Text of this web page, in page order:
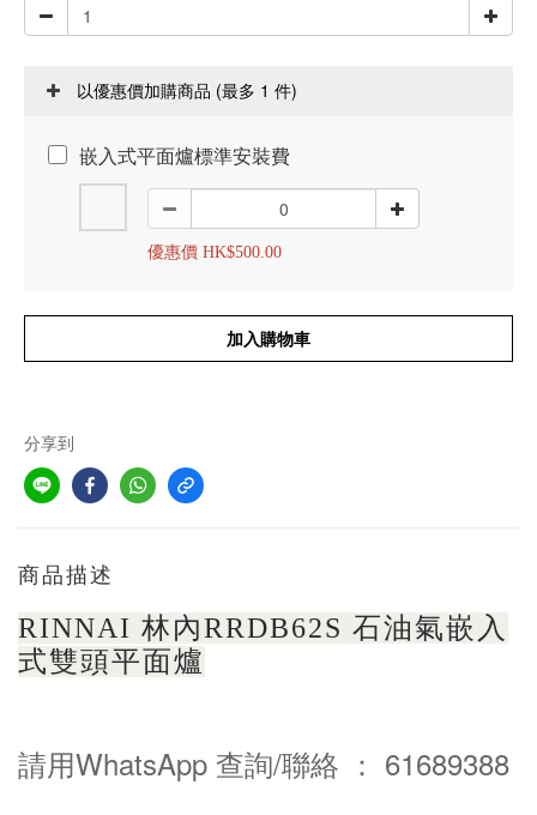
以優惠價加購商品 (最多 1 件)
嵌入式平面爐標準安裝費
優惠價 HK$500.00
加入購物車
分享到
商品描述
RINNAI 林內RRDB62S 石油氣嵌入
式雙頭平面爐
請用WhatsApp 查詢/聯絡 ： 61689388